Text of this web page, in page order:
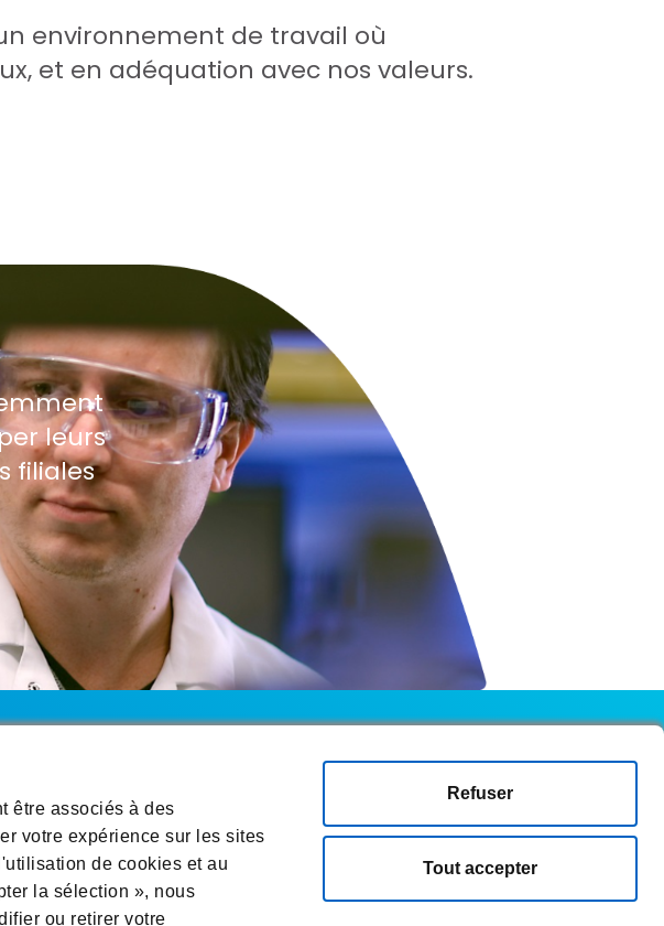
être associés à des
votre expérience sur les sites
de cookies et au
la sélection », nous
ou retirer votre
Tout accepter
Refuser
environnement de travail où
et en adéquation avec nos valeurs.
leurs
filiales
générales d'utilisation